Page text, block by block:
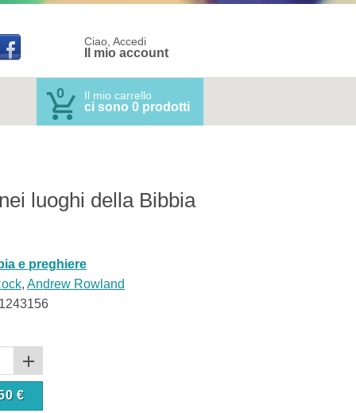
Ciao, Accedi
Il mio account
0 Il mio carrello
ci sono 0 prodotti
luoghi della Bibbia
e preghiere
, Andrew Rowland
€